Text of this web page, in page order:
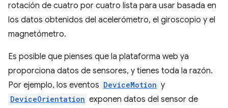
rotación de cuatro por cuatro lista para usar basada en
los datos obtenidos del acelerómetro, el giroscopio y el
magnetómetro.
Es posible que pienses que la plataforma web ya
proporciona datos de sensores, y tienes toda la razón.
Por ejemplo, los eventos DeviceMotion y
DeviceOrientation exponen datos del sensor de